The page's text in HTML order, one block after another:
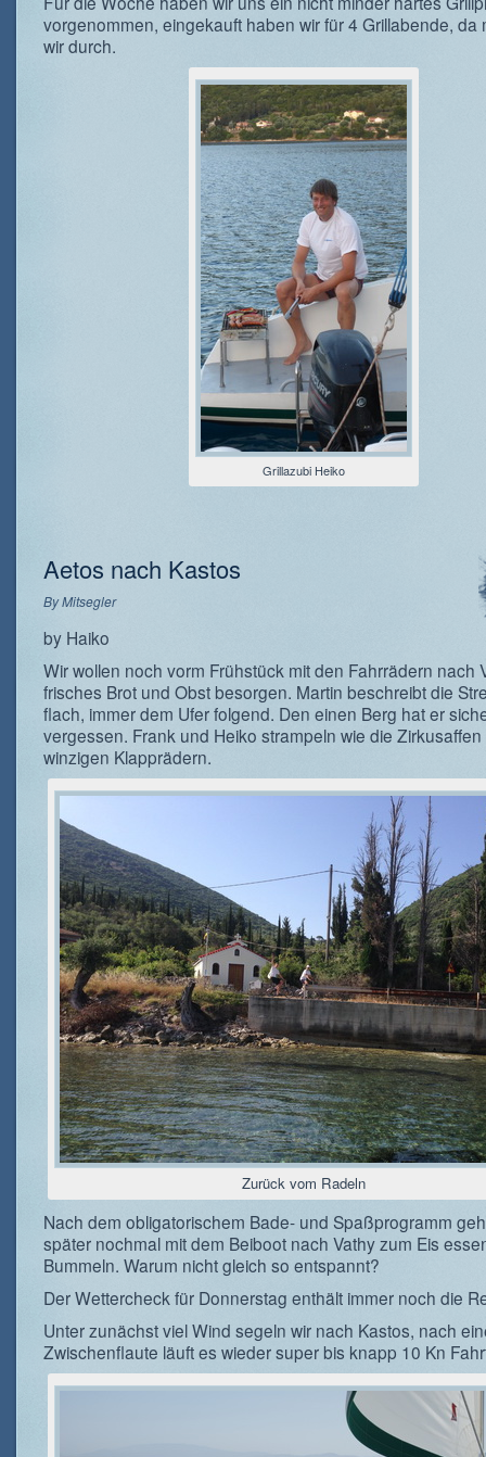
vorgenommen, eingekauft haben wir für 4 Grillabende, da
wir durch.
Grillazubi Heiko
Aetos nach Kastos
ByMitsegler
by Haiko
Wir wollen noch vorm Frühstück mit den Fahrrädern nach
frisches Brot und Obst besorgen. Martin beschreibt die
flach, immer dem Ufer folgend. Den einen Berg hat er
vergessen. Frank und Heiko strampeln wie die
winzigen Klapprädern.
Zurück vom Radeln
Nach dem obligatorischem Bade- und Spaßprogramm
später nochmal mit dem Beiboot nach Vathy zum Eis
Bummeln. Warum nicht gleich so entspannt?
Der Wettercheck für Donnerstag enthält immer noch die
Unter zunächst viel Wind segeln wir nach Kastos, nach
Zwischenflaute läuft es wieder super bis knapp 10 Kn